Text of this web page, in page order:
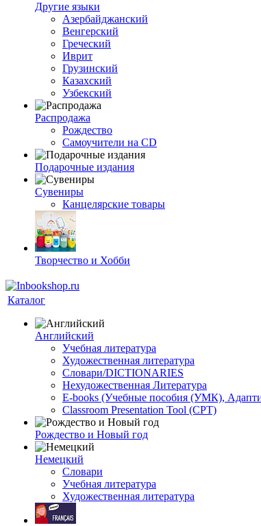
Другие языки
Азербайджанский
Венгерский
Греческий
Иврит
Грузинский
Казахский
Узбекский
Распродажа
Рождество
Самоучители на CD
Подарочные издания
Сувениры
Канцелярские товары
Творчество и Хобби
Каталог
Английский
Учебная литература
Художественная литература
Словари/DICTIONARIES
Нехудожественная Литература
E-books (Учебные пособия (УМК),
Classroom Presentation Tool (CPT)
Рождество и Новый год
Немецкий
Словари
Учебная литература
Художественная литература